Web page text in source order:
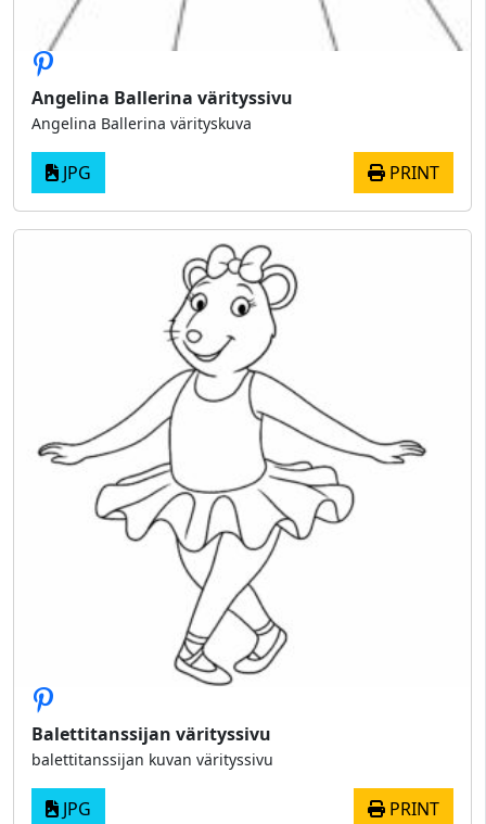
Angelina Ballerina värityssivu
Angelina Ballerina värityskuva
JPG PRINT
Balettitanssijan värityssivu
balettitanssijan kuvan värityssivu
JPG PRINT